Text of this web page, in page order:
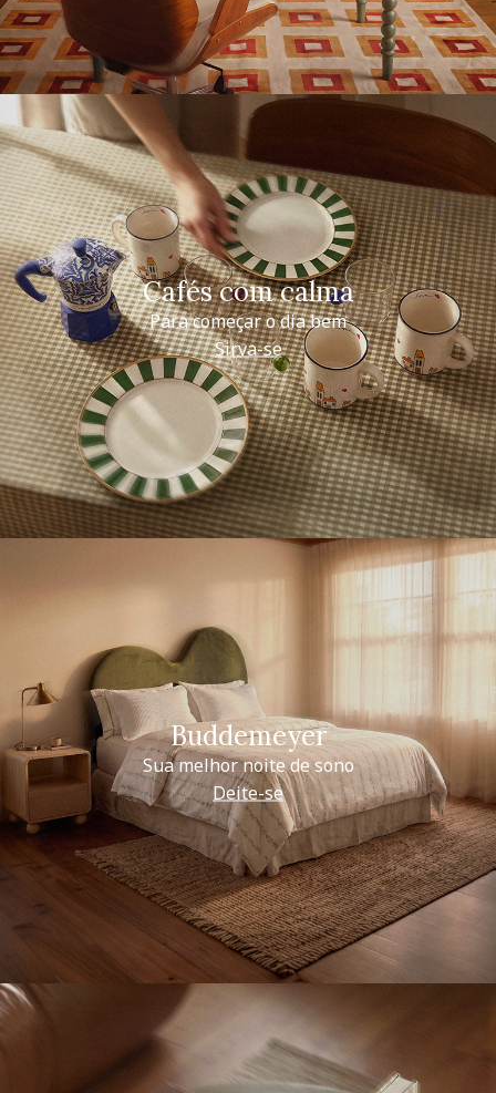
Cafés com calma
Para começar o dia bem
Sirva-se
Buddemeyer
Sua melhor noite de sono
Deite-se